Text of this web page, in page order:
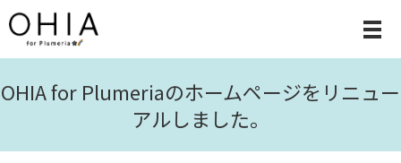
OHIA for Plumeriaのホームページをリニュー
アルしました。